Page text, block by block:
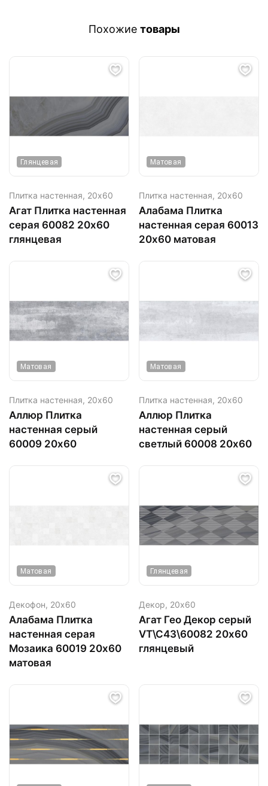
Похожие товары
Глянцевая
Плитка настенная, 20х60
Агат Плитка настенная
серая 60082 20х60
глянцевая
Матовая
Плитка настенная, 20х60
Алабама Плитка
настенная серая 60013
20х60 матовая
Матовая
Плитка настенная, 20х60
Аллюр Плитка
настенная серый
60009 20х60
Матовая
Плитка настенная, 20х60
Аллюр Плитка
настенная серый
светлый 60008 20х60
Матовая
Декофон, 20х60
Алабама Плитка
настенная серая
Мозаика 60019 20х60
матовая
Глянцевая
Декор, 20х60
Агат Гео Декор серый
VT\C43\60082 20х60
глянцевый